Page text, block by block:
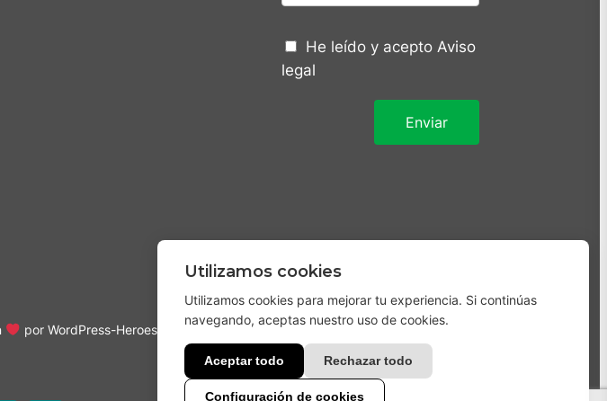
He leído y acepto Aviso
legal
por WordPress-Heroes
Utilizamos cookies
Utilizamos cookies para mejorar tu experiencia. Si continúas
navegando, aceptas nuestro uso de cookies.
Aceptar todo Rechazar todo
Configuración de cookies